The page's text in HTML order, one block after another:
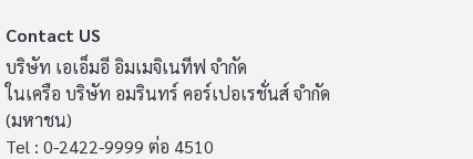
Contact US
บริษัท เอเอ็มอี อิมเมจิเนทีฟ จำกัด
ในเครือ บริษัท อมรินทร์ คอร์เปอเรชั่นส์ จำกัด
(มหาชน)
Tel : 0-2422-9999 ต่อ 4510